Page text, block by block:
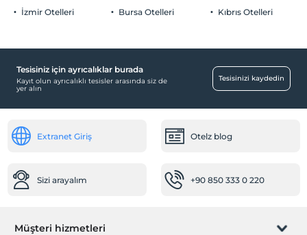
İzmir Otelleri Bursa Otelleri Kıbrıs Otelleri
Tesisiniz için ayrıcalıklar burada
Kayıt olun ayrıcalıklı tesisler arasında siz de
yer alın
Tesisinizi kaydedin
Extranet Giriş Otelz blog
Sizi arayalım +90 850 333 0 220
Müşteri hizmetleri